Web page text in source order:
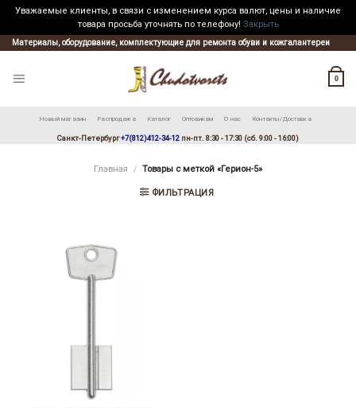
Уважаемые клиенты, в связи с изменением курса валют, цены и наличие
товара просьба уточнять по телефону! Закрыть
Skip
to
Материалы, оборудование, комплектующие для ремонта обуви и кожгалантереи
0
Новый магазин Распродажа Каталог Оптовикам О нас Контакты/Доставка
Санкт-Петербург+7(812)412-34-12 пн-пт. 8:30 - 17:30 (сб. 9:00 - 16:00)
Главная / Товары с меткой «Герион-5»
ФИЛЬТРАЦИЯ